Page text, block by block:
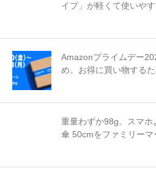
イプ」が軽くて使いや
Amazonプライムデー
め。お得に買い物する
重量わずか98g。スマ
傘 50cmをファミリーマ